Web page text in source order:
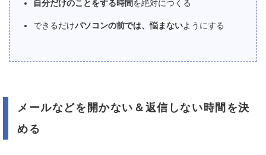
自分だけのことをする時間を絶対につくる
できるだけパソコンの前では、悩まないようにする
メールなどを開かない＆返信しない時間を決
める